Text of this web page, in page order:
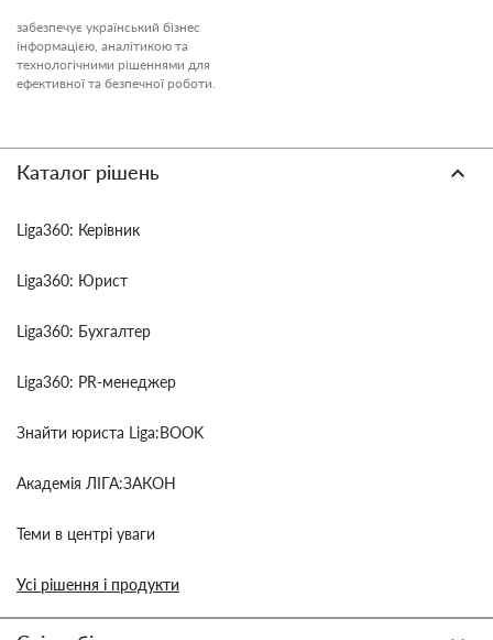
забезпечує український бізнес
інформацією, аналітикою та
технологічними рішеннями для
ефективної та безпечної роботи.
Каталог рішень
Liga360: Керівник
Liga360: Юрист
Liga360: Бухгалтер
Liga360: PR-менеджер
Знайти юриста Liga:BOOK
Академія ЛІГА:ЗАКОН
Теми в центрі уваги
Усі рішення і продукти